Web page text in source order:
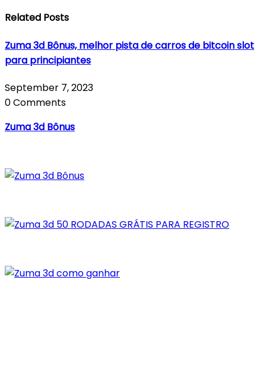
Related Posts
Zuma 3d Bônus, melhor pista de carros de bitcoin slot
para principiantes
September 7, 2023
0 Comments
Zuma 3d Bônus